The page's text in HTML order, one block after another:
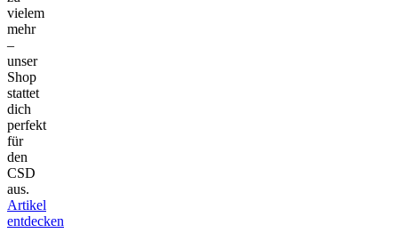
vielem
mehr
–
unser
Shop
stattet
dich
perfekt
für
den
CSD
aus.
Artikel
entdecken